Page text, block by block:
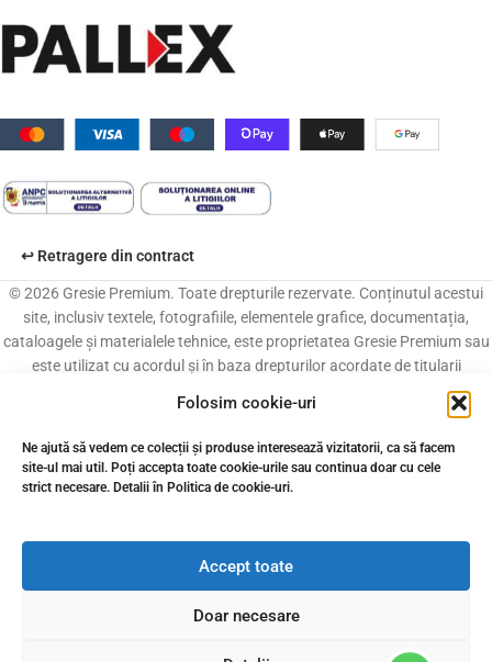
Folosim cookie-uri
Ne ajută să vedem ce colecții și produse interesează vizitatorii, ca să facem
site-ul mai util. Poți accepta toate cookie-urile sau continua doar cu cele
strict necesare. Detalii în Politica de cookie-uri.
Accept toate
Doar necesare
↩️ Retragere din contract
© 2026 Gresie Premium. Toate drepturile rezervate. Conținutul acestui
site, inclusiv textele, fotografiile, elementele grafice, documentația,
cataloagele și materialele tehnice, este proprietatea Gresie Premium sau
este utilizat cu acordul și în baza drepturilor acordate de titularii
acestuia. Reproducerea, copierea, modificarea, distribuirea, publicarea
sau utilizarea, integrală ori parțială, a conținutului acestui site, în orice
formă și prin orice mijloc, fără acordul prealabil scris al titularului
drepturilor, este interzisă, cu excepția situațiilor permise în mod expres de
lege.